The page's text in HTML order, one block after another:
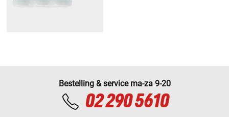
Bestelling & service ma-za 9-20
02 290 5610